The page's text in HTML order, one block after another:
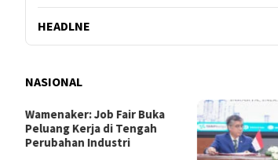
HEADLNE
NASIONAL